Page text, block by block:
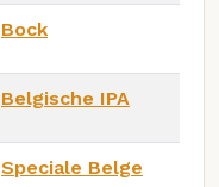
Bock
Belgische IPA
Speciale Belge